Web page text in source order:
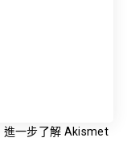
進一步了解 Akismet